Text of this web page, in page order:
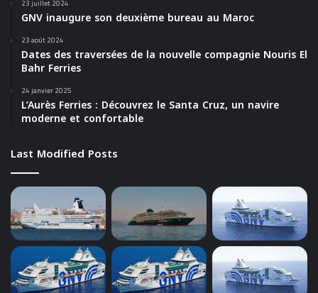
23 juillet 2024
GNV inaugure son deuxième bureau au Maroc
23 août 2024
Dates des traversées de la nouvelle compagnie Nouris El
Bahr Ferries
24 janvier 2025
L’Aurès Ferries : Découvrez le Santa Cruz, un navire
moderne et confortable
Last Modified Posts